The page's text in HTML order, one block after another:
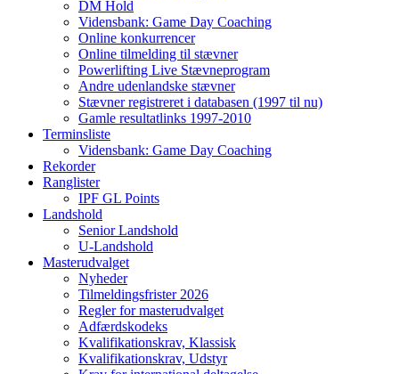
DM Hold
Vidensbank: Game Day Coaching
Online konkurrencer
Online tilmelding til stævner
Powerlifting Live Stævneprogram
Andre udenlandske stævner
Stævner registreret i databasen (1997 til nu)
Gamle resultatlinks 1997-2010
Terminsliste
Vidensbank: Game Day Coaching
Rekorder
Ranglister
IPF GL Points
Landshold
Senior Landshold
U-Landshold
Masterudvalget
Nyheder
Tilmeldingsfrister 2026
Regler for masterudvalget
Adfærdskodeks
Kvalifikationskrav, Klassisk
Kvalifikationskrav, Udstyr